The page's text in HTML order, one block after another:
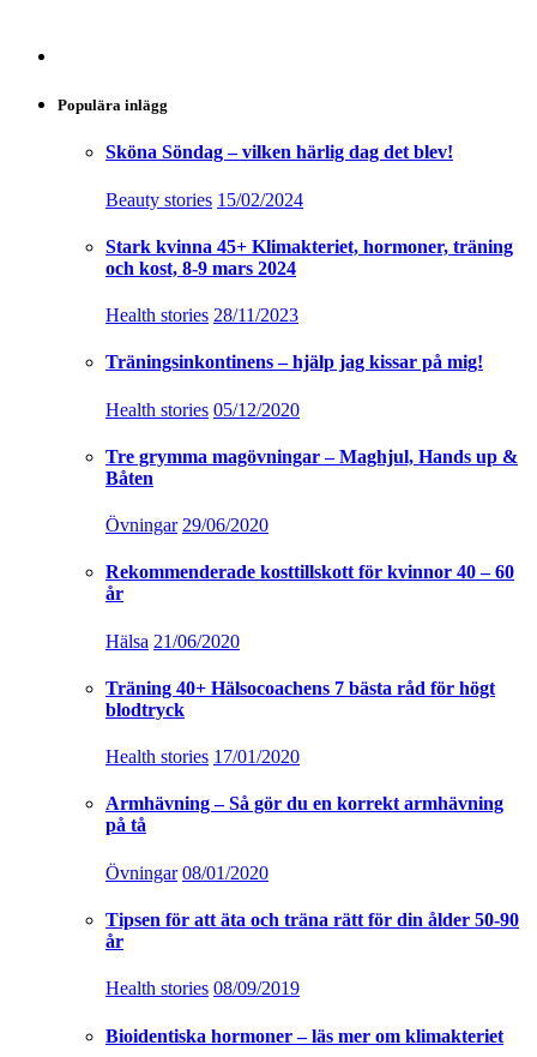
Populära inlägg
Sköna Söndag – vilken härlig dag det blev!
Beauty stories 15/02/2024
Stark kvinna 45+ Klimakteriet, hormoner, träning
och kost, 8-9 mars 2024
Health stories 28/11/2023
Träningsinkontinens – hjälp jag kissar på mig!
Health stories 05/12/2020
Tre grymma magövningar – Maghjul, Hands up &
Båten
Övningar 29/06/2020
Rekommenderade kosttillskott för kvinnor 40 – 60
år
Hälsa 21/06/2020
Träning 40+ Hälsocoachens 7 bästa råd för högt
blodtryck
Health stories 17/01/2020
Armhävning – Så gör du en korrekt armhävning
på tå
Övningar 08/01/2020
Tipsen för att äta och träna rätt för din ålder 50-90
år
Health stories 08/09/2019
Bioidentiska hormoner – läs mer om klimakteriet